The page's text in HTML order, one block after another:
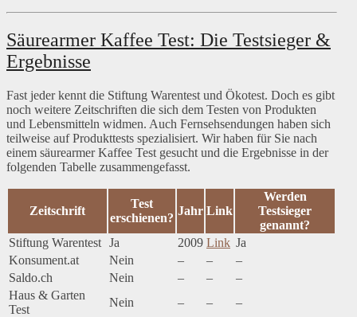
Säurearmer Kaffee Test: Die Testsieger &
Ergebnisse
Fast jeder kennt die Stiftung Warentest und Ökotest. Doch es gibt
noch weitere Zeitschriften die sich dem Testen von Produkten
und Lebensmitteln widmen. Auch Fernsehsendungen haben sich
teilweise auf Produkttests spezialisiert. Wir haben für Sie nach
einem säurearmer Kaffee Test gesucht und die Ergebnisse in der
folgenden Tabelle zusammengefasst.
Zeitschrift
Test
erschienen?
Jahr Link
Werden
Testsieger
genannt?
Stiftung Warentest Ja 2009 Link Ja
Konsument.at
Nein – –
–
Saldo.ch
Nein – –
–
Haus & Garten
Test
Nein – –
–